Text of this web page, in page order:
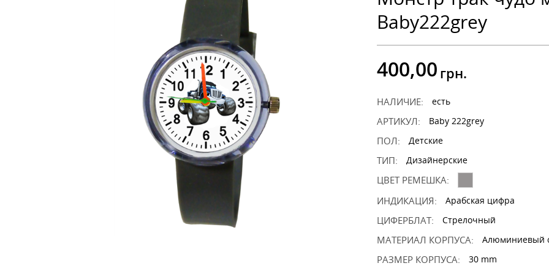
ЧАСЫ
Baby222grey
400,00 грн.
НАЛИЧИЕ: есть
АРТИКУЛ: Baby 222grey
ПОЛ: Детские
ТИП: Дизайнерские
ЦВЕТ РЕМЕШКА:
ИНДИКАЦИЯ:
Арабская цифра
ЦИФЕРБЛАТ: Стрелочный
МАТЕРИАЛ КОРПУСА: Алюминиевый
РАЗМЕР КОРПУСА: 30 mm